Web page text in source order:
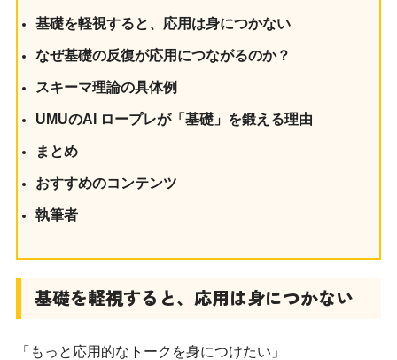
基礎を軽視すると、応用は身につかない
なぜ基礎の反復が応用につながるのか？
スキーマ理論の具体例
UMUのAI ロープレが「基礎」を鍛える理由
まとめ
おすすめのコンテンツ
執筆者
基礎を軽視すると、応用は身につかない
「もっと応用的なトークを身につけたい」